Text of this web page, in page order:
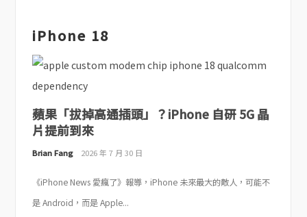
iPhone 18
蘋果「拔掉高通插頭」？iPhone 自研 5G 晶
片提前到來
Brian Fang 2026 年 7 月 30 日
《iPhone News 愛瘋了》報導，iPhone 未來最大的敵人，可能不
是 Android，而是 Apple...